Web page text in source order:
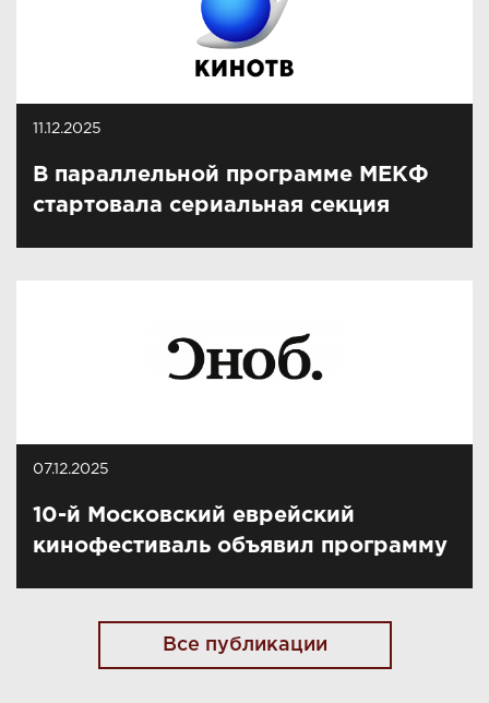
11.12.2025
В параллельной программе МЕКФ
стартовала сериальная секция
07.12.2025
10-й Московский еврейский
кинофестиваль объявил программу
Все публикации